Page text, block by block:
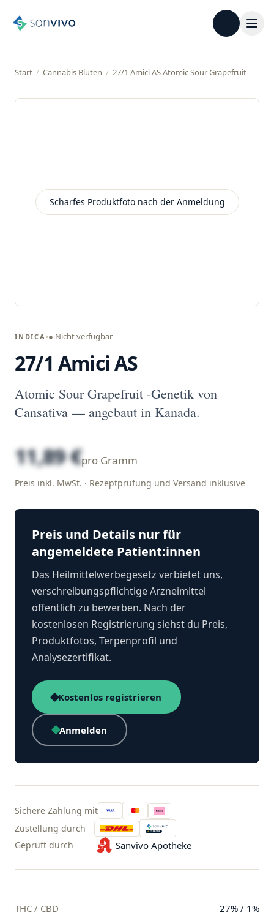
Start / Cannabis Blüten / 27/1 Amici AS Atomic Sour Grapefruit
Scharfes Produktfoto nach der Anmeldung
INDICA ● Nicht verfügbar
27/1 Amici AS
Atomic Sour Grapefruit -Genetik von
Cansativa — angebaut in Kanada.
11,89 €pro Gramm
Preis inkl. MwSt. · Rezeptprüfung und Versand inklusive
Preis und Details nur für
angemeldete Patient:innen
Das Heilmittelwerbegesetz verbietet uns,
verschreibungspflichtige Arzneimittel
öffentlich zu bewerben. Nach der
kostenlosen Registrierung siehst du Preis,
Produktfotos, Terpenprofil und
Analysezertifikat.
Kostenlos registrieren
Anmelden
Sichere Zahlung mit
Zustellung durch
Geprüft durch
Sanvivo Apotheke
THC / CBD 27% / 1%